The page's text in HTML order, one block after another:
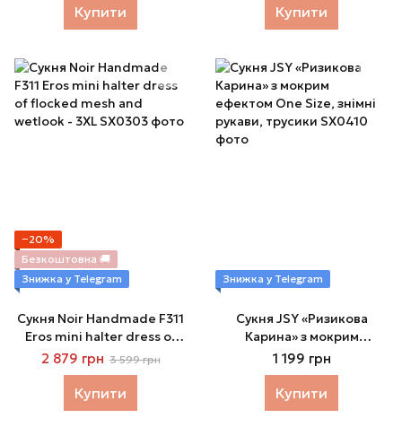
Купити Купити
−20%
Безкоштовна 🚚
Знижка у Telegram
Сукня Noir Handmade F311
Eros mini halter dress of
flocked mesh and wetlook
- 3XL
2 879 грн 3 599 грн
Купити
Знижка у Telegram
Сукня JSY «Ризикова
Карина» з мокрим
ефектом One Size, знімні
рукави, трусики
1 199 грн
Купити